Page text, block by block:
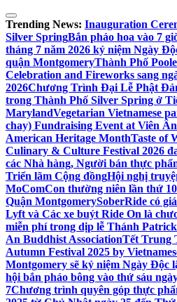
Skip
to
content
Trending News: Inauguration
Silver SpringBắn pháo hoa vào 7
tháng 7 năm 2026 kỷ niệm Ngày
quận MontgomeryThành Phố
Celebration and Fireworks sang
2026Chương Trình Đại Lễ Phật
trong Thành Phố Silver Spring ở
MarylandVegetarian Vietnamese
chay) Fundraising Event at Viên
American Heritage MonthTaste of
Culinary & Culture Festival 2026
các Nhà hàng, Người bán thực
Triển lãm Cộng đồngHội nghị
MoComCon thường niên lần thứ
Quận MontgomerySoberRide có
Lyft và Các xe buýt Ride On là
miễn phí trong dịp lễ Thánh Patrick
An Buddhist AssociationTết Trung
Autumn Festival 2025 by
Montgomery sẽ kỷ niệm Ngày Độc
hội bắn pháo bông vào thứ sáu
7Chương trình quyên góp thực